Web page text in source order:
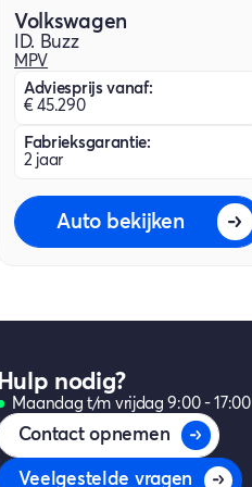
Volkswagen
ID. Buzz
MPV
Adviesprijs vanaf:
€ 45.290
Fabrieksgarantie:
2 jaar
Auto bekijken
Hulp nodig?
Maandag t/m vrijdag 9:00 - 17:00
Contact opnemen
Veelgestelde vragen